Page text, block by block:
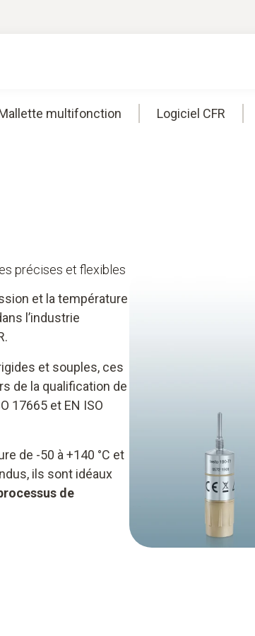
multifonction Logiciel CFR
précises et flexibles
et la température
l’industrie
et souples, ces
de la qualification de
17665 et EN ISO
de -50 à +140 °C et
ils sont idéaux
de